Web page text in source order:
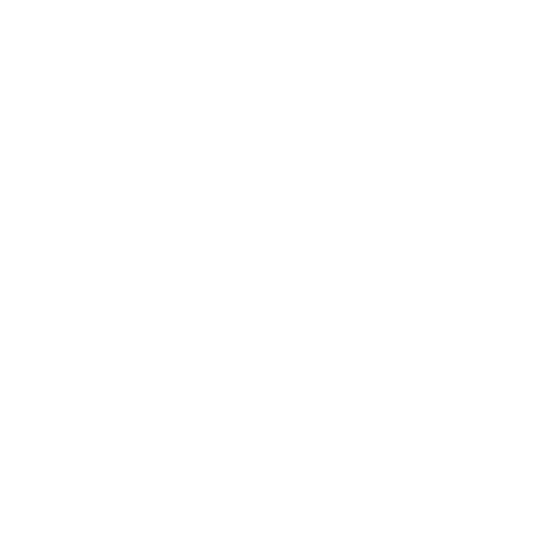
unsere täglichen Tauchausfahrten im Dezember 2021!
der kleinen und auch großen Schätze, die unser schönes Rotes Meer zu bieten hat. Außerdem erzählen sie über all das, was sie auf
auf unseren mehrtägigen Minisafaris halten sie euch stets auf dem Laufenden. Egal, ob Early Morning Dive oder
Abu Nuhas oder an der Thistlegorm stehen auf dem Programm. Ob im Norden oder Süden, ihr seid mit an Bord!
erscheinen täglich! 365 Tage im Jahr könnt ihr mit uns zusammen auf die Reise gehen und im
täglichen Tauchausfahrten!
als gewohnt, deshalb jedoch nicht weniger motiviert auf den Weg zu unserer Einsteigertour.
den Weg nach „Carlsons Corner“, wo unser ersten Tauchgang stattfinden sollte. Auf dem
Wasser sprang. Mit so einem tollen Start in den Tag kann es ja nur so weiter gehen. In
einen Drift machen, die anderen entschieden sich für einen stationären Tauchgang, darunter auch
Muränen, Teppich-Krokodilfisch und vielen weiteren Schwärme bewundert hatten.
gedeckt. Nach einem leckeren Mittagessen machten wir eine kleine Mittagspause. Wir
Wasser ab. Jedoch verging nicht allzu lange Zeit bis die Glocke wieder klingelte und das kann
machten wir und auf den Weg nach Ham Ham. Diesmal entschieden sich alle für einen
eine kleine Schildkröte unseren Weg, die wohl einen dringenden Termin im Blauwasser hatte.
sahen wir erneut einen Schatten näher kommen, ein Adlerrochen zog anmutig seine Bahnen.
hinter ihm. Wir bewunderten seine schöne Marmorierung. Die Strömung drückte uns aber
der Einzige seiner Art der uns heute begegnete. Wir ließen uns über das Plateau treiben und
Zuerst den Vater und später dann Mama mit Kind, die auf einem Ausflug unterwegs
waren alle drei wunderschön, als sie in einer Formatierung schwammen, die aussah, als hätten